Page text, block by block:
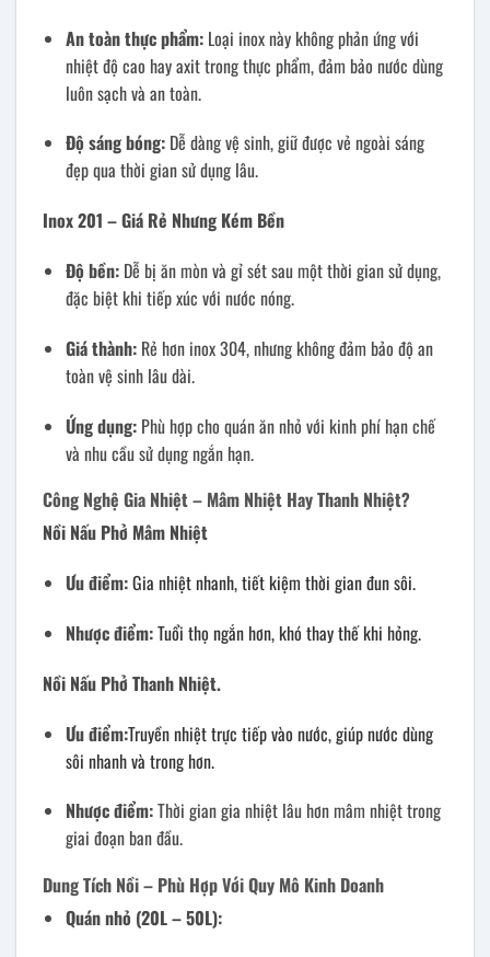
An toàn thực phẩm:Loại inox này không phản ứng với
nhiệt độ cao hay axit trong thực phẩm, đảm bảo nước dùng
luôn sạch và an toàn.
Độ sáng bóng:Dễ dàng vệ sinh, giữ được vẻ ngoài sáng
đẹp qua thời gian sử dụng lâu.
Inox 201 – Giá Rẻ Nhưng Kém Bền
Độ bền:Dễ bị ăn mòn và gỉ sét sau một thời gian sử dụng,
đặc biệt khi tiếp xúc với nước nóng.
Giá thành:Rẻ hơn inox 304, nhưng không đảm bảo độ an
toàn vệ sinh lâu dài.
Ứng dụng:Phù hợp cho quán ăn nhỏ với kinh phí hạn chế
và nhu cầu sử dụng ngắn hạn.
Công Nghệ Gia Nhiệt – Mâm Nhiệt Hay Thanh Nhiệt?
Nồi Nấu Phở Mâm Nhiệt
Ưu điểm:Gia nhiệt nhanh, tiết kiệm thời gian đun sôi.
Nhược điểm:Tuổi thọ ngắn hơn, khó thay thế khi hỏng.
Nồi Nấu Phở Thanh Nhiệt.
Ưu điểm:Truyền nhiệt trực tiếp vào nước, giúp nước dùng
sôi nhanh và trong hơn.
Nhược điểm:Thời gian gia nhiệt lâu hơn mâm nhiệt trong
giai đoạn ban đầu.
Dung Tích Nồi – Phù Hợp Với Quy Mô Kinh Doanh
Quán nhỏ (20L – 50L):